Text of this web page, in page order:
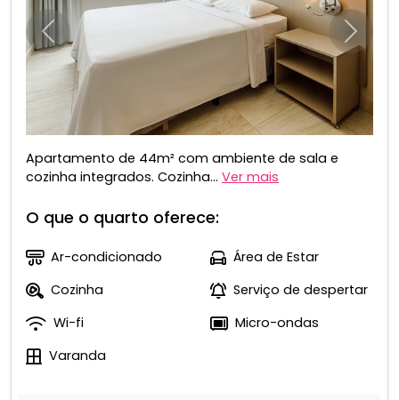
Anterior
Apartamento de 44m² com ambiente de sala e
cozinha integrados. Cozinha... Ver mais
O que o quarto oferece:
Ar-condicionado
Área de Estar
Cozinha
Serviço de despertar
Wi-fi
Micro-ondas
Varanda